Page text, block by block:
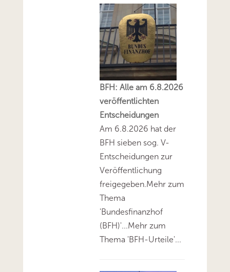
BFH: Alle am 6.8.2026
veröffentlichten
Entscheidungen
Am 6.8.2026 hat der
BFH sieben sog. V-
Entscheidungen zur
Veröffentlichung
freigegeben.Mehr zum
Thema
'Bundesfinanzhof
(BFH)'...Mehr zum
Thema 'BFH-Urteile'...